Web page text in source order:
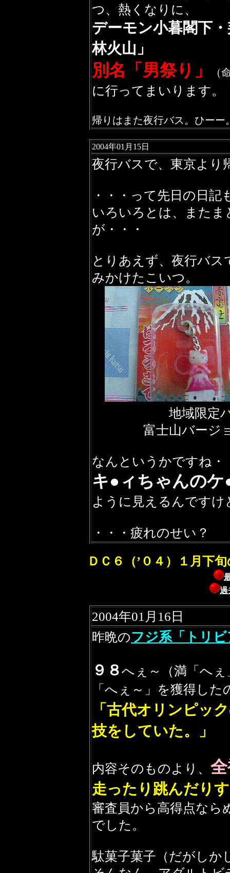
つ、熱くなりに、
デーモン小暮閣下
林火山」
別名「男祭り」 （
に行ってまいります。
帰りはまた夜行バス。ひーー
2004年01月15日
夜行バスで、東京より
・・・って先日の日
いろいろとは、また
が・・・
とりあえず、夜行バス
みかけたこいつ。
地域限定ハロ
富士山バージョ
なんというかですね・
キ●ィちゃんのケ
ように見えるんですけ
・・・疲れのせい？
ＤＣ６（’０４）１月下
過
2004年01月16日
昨晩のフジ系「トリ
９８へぇ～（満「へ
「へぇ～」を獲得した
「古代オリンピッ
技をしていた。」
内容そのものより、
走ったり跳んだり
審査員から高得点なら
でした。
駄菓子菓子（だがしか